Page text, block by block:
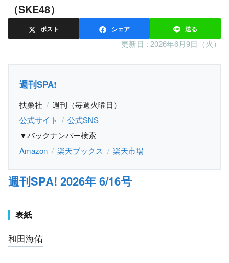
（SKE48）
ポスト シェア 送る
更新日 : 2026年6月9日（火）
週刊SPA!
扶桑社
週刊（毎週火曜日）
公式サイト
公式SNS
▼バックナンバー検索
Amazon
楽天ブックス 楽天市場
週刊SPA! 2026年 6/16号
表紙
和田海佑